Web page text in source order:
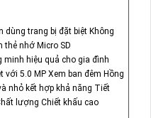
dùng trang bị đặt biệt Không
thẻ nhớ Micro SD
minh hiệu quả cho gia đình
5.0 MP Xem ban đêm Hồng
nhỏ kết hợp khả năng Tiết
lượng Chiết khấu cao